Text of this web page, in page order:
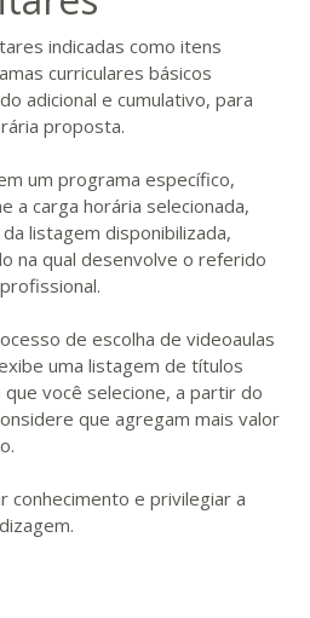
indicadas como itens
curriculares básicos
adicional e cumulativo, para
proposta.
um programa específico,
a carga horária selecionada,
listagem disponibilizada,
na qual desenvolve o referido
de escolha de videoaulas
uma listagem de títulos
você selecione, a partir do
que agregam mais valor
conhecimento e privilegiar a